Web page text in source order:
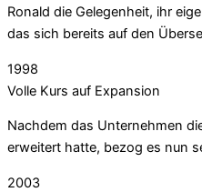
Ronald die Gelegenheit, ihr
das sich bereits auf den
1998
Volle Kurs auf Expansion
Nachdem das Unternehmen
erweitert hatte, bezog es nun
2003